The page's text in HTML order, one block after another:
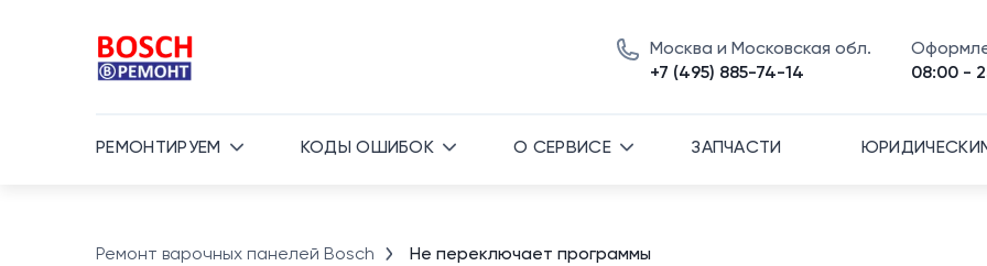
Москва и Московская обл.
+7 (495) 885-74-14
08:00 -
РЕМОНТИРУЕМ КОДЫ ОШИБОК О СЕРВИСЕ ЗАПЧАСТИ
Ремонт варочных панелей Bosch Не переключает программы